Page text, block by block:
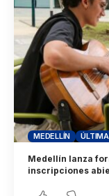
MEDELLÍN
Medellín lanza
inscripciones